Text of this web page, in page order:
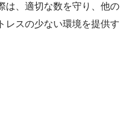
は、適切な数を守り、他の
レスの少ない環境を提供す